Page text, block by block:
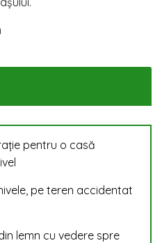
pentru o casă
pe teren accidentat
lemn cu vedere spre